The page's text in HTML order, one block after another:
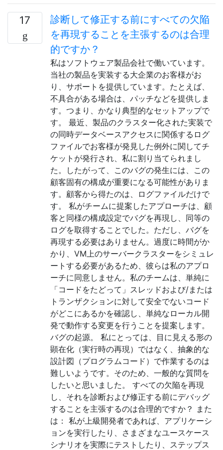
17
診断して修正する前にすべての欠陥
を再現することを主張するのは合理
的ですか？
私はソフトウェア製品会社で働いています。
当社の製品を実装する大企業のお客様がお
り、サポートを提供しています。たとえば、
不具合がある場合は、パッチなどを提供しま
す。つまり、かなり典型的なセットアップで
す。 最近、製品のクラスター化された実装で
の同時データベースアクセスに関係するログ
ファイルでお客様が発見した例外に関してチ
ケットが発行され、私に割り当てられまし
た。したがって、このバグの発生には、この
顧客固有の構成が重要になる可能性がありま
す。顧客から得たのは、ログファイルだけで
す。 私がチームに提案したアプローチは、顧
客と同様の構成設定でバグを再現し、同等の
ログを取得することでした。ただし、バグを
再現する必要はありません。過度に時間がか
かり、VM上のサーバークラスターをシミュレ
ートする必要があるため、彼らは私のアプロ
ーチに同意しません。私のチームは、単純に
「コードをたどって」スレッドおよび/または
トランザクションに対して安全でないコード
がどこにあるかを確認し、単純なローカル開
発で動作する変更を行うことを提案します。
バグの起源。 私にとっては、目に見える形の
顕在化（実行時の再現）ではなく、抽象的な
設計図（プログラムコード）で作業するのは
難しいようです。そのため、一般的な質問を
したいと思いました。 すべての欠陥を再現
し、それを診断および修正する前にデバッグ
することを主張するのは合理的ですか？ また
は： 私が上級開発者であれば、アプリケーシ
ョンを実行したり、さまざまなユースケース
シナリオを実際にテストしたり、ステップス